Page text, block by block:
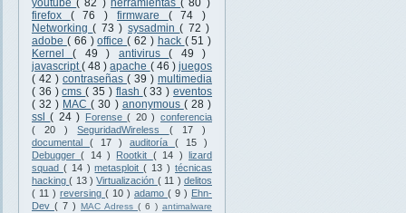
youtube( 82 ) herramientas( 80 )
firefox ( 76 ) firmware ( 74 )
Networking( 73 ) sysadmin( 72 )
adobe ( 66 )office( 62 ) hack ( 51 )
Kernel( 49 ) antivirus( 49 )
javascript( 48 )apache ( 46 ) juegos
( 42 ) contraseñas ( 39 ) multimedia
( 36 )cms( 35 ) flash ( 33 )eventos
( 32 ) MAC( 30 ) anonymous ( 28 )
ssl( 24 ) Forense( 20 ) conferencia
( 20 )SeguridadWireless ( 17 )
documental ( 17 ) auditoría ( 15 )
Debugger( 14 ) Rootkit ( 14 ) lizard
squad ( 14 )metasploit( 13 ) técnicas
hacking( 13 )Virtualización ( 11 ) delitos
( 11 ) reversing ( 10 ) adamo ( 9 ) Ehn-
Dev ( 7 ) MAC Adress ( 6 ) antimalware